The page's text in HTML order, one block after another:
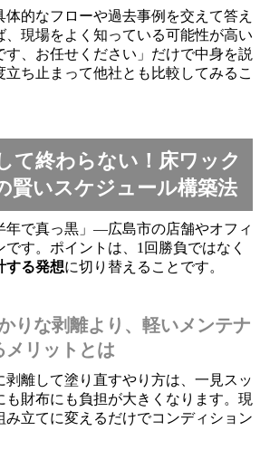
体的なフローや過去事例を交えて答え
、現場をよく知っている可能性が高い
す、お任せください」だけで中身を説
ち止まって他社とも比較してみるこ
て終わらない！床ワック
賢いスケジュール構築法
年で真っ黒」―広島市の店舗やオフィ
す。ポイントは、1回勝負ではなく
する発想に切り替えることです。
りな剥離より、軽いメンテナ
メリットとは
剥離して塗り直すやり方は、一見スッ
も財布にも負担が大きくなります。現
み立てに変えるだけでコンディション